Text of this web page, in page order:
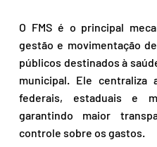
O FMS é o principal
gestão e movimentação
públicos destinados à
municipal. Ele centraliza
federais, estaduais e
garantindo maior
controle sobre os gastos.